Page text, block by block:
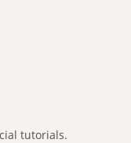
tutorials.